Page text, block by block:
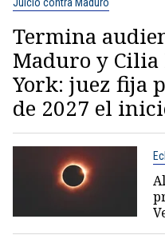
Termina
Maduro y Cilia
York: juez fija
de 2027 el